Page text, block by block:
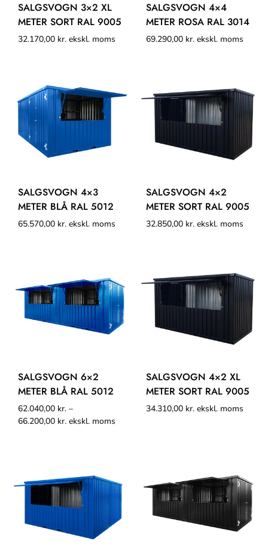
SALGSVOGN 3×2 XL
METER SORT RAL 9005
32.170,00 kr. ekskl. moms
SALGSVOGN 4×4
METER ROSA RAL 3014
69.290,00 kr. ekskl. moms
SALGSVOGN 4×3
METER BLÅ RAL 5012
65.570,00 kr. ekskl. moms
SALGSVOGN 4×2
METER SORT RAL 9005
32.850,00 kr. ekskl. moms
SALGSVOGN 6×2
METER BLÅ RAL 5012
62.040,00 kr. –
66.200,00 kr. ekskl. moms
SALGSVOGN 4×2 XL
METER SORT RAL 9005
34.310,00 kr. ekskl. moms